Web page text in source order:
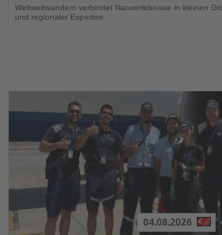
Weltweitwandern verbindet Naturerlebnisse in kleinen
und regionaler Expertise
04.08.2026